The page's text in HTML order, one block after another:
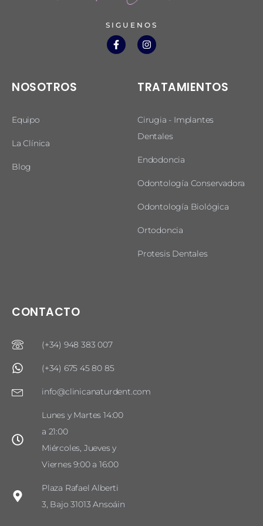
SIGUENOS
NOSOTROS
Equipo
La Clínica
Blog
TRATAMIENTOS
Cirugia - Implantes
Dentales
Endodoncia
Odontología Conservadora
Odontología Biológica
Ortodoncia
Protesis Dentales
CONTACTO
(+34) 948 383 007
(+34) 675 45 80 85
info@clinicanaturdent.com
Lunes y Martes 14:00
a 21:00
Miércoles, Jueves y
Viernes 9:00 a 16:00
Plaza Rafael Alberti
3, Bajo 31013 Ansoáin